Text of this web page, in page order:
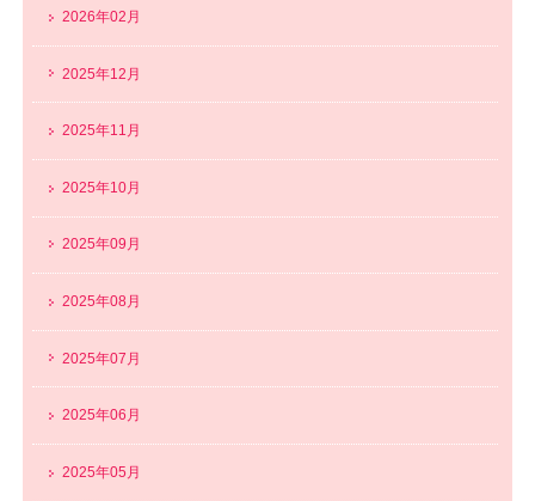
2026年02月
2025年12月
2025年11月
2025年10月
2025年09月
2025年08月
2025年07月
2025年06月
2025年05月